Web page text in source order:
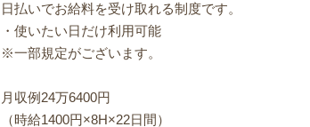
日払いでお給料を受け取れる制度です。
・使いたい日だけ利用可能
※一部規定がございます。
月収例24万6400円
（時給1400円×8H×22日間）